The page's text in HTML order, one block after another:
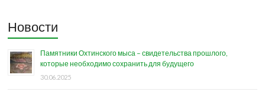
Новости
Памятники Охтинского мыса – свидетельства прошлого,
которые необходимо сохранить для будущего
30.06.2025